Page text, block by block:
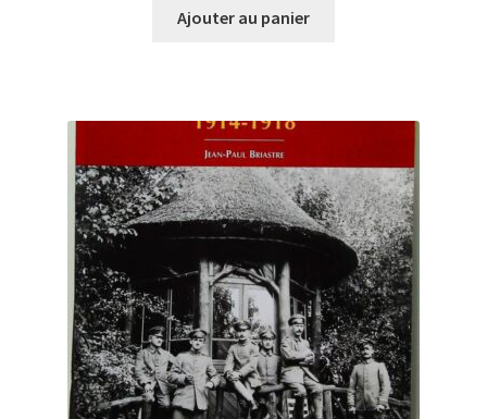
Ajouter au panier